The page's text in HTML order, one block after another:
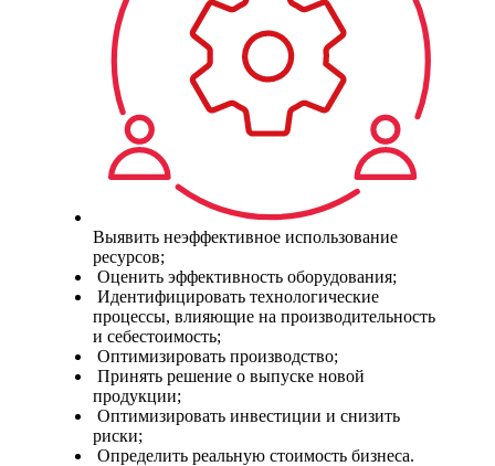
Выявить неэффективное использование
ресурсов;
Оценить эффективность оборудования;
Идентифицировать технологические
процессы, влияющие на производительность
и себестоимость;
Оптимизировать производство;
Принять решение о выпуске новой
продукции;
Оптимизировать инвестиции и снизить
риски;
Определить реальную стоимость бизнеса.